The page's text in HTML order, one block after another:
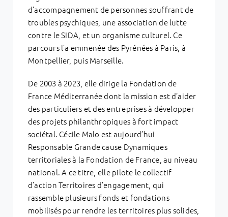
d’accompagnement de personnes souffrant de
troubles psychiques, une association de lutte
contre le SIDA, et un organisme culturel. Ce
parcours l’a emmenée des Pyrénées à Paris, à
Montpellier, puis Marseille.
De 2003 à 2023, elle dirige la Fondation de
France Méditerranée dont la mission est d’aider
des particuliers et des entreprises à développer
des projets philanthropiques à fort impact
sociétal. Cécile Malo est aujourd’hui
Responsable Grande cause Dynamiques
territoriales à la Fondation de France, au niveau
national. A ce titre, elle pilote le collectif
d’action Territoires d’engagement, qui
rassemble plusieurs fonds et fondations
mobilisés pour rendre les territoires plus solides,